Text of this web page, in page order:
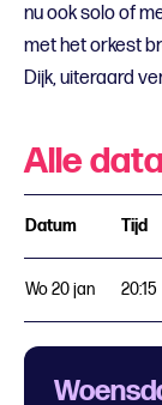
nu ook solo of
met het orkest
Dijk, uiteraard
Alle data
Datum Tijd
Wo 20 jan 20:15